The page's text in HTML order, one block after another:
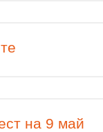
на 9 май